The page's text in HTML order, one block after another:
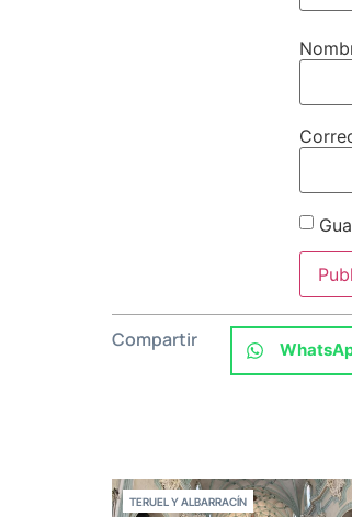
Compartir
TERUEL Y ALBARRACÍN